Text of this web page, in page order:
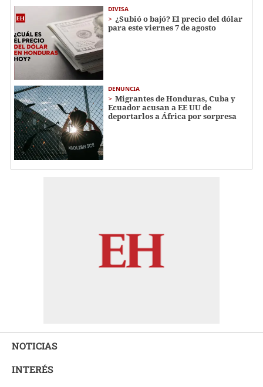
DIVISA
¿Subió o bajó? El precio del dólar
para este viernes 7 de agosto
DENUNCIA
Migrantes de Honduras, Cuba y
Ecuador acusan a EE UU de
deportarlos a África por sorpresa
NOTICIAS
INTERÉS